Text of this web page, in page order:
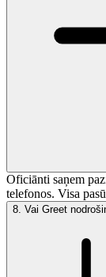
Oficiānti saņem
telefonos. Visa
8 Vai Greet